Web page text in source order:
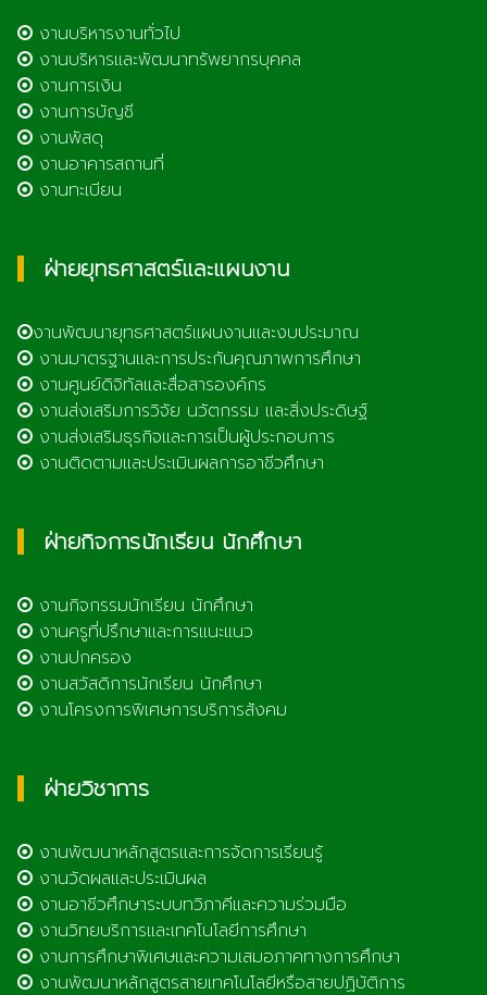
งานบริหารงานทั่วไป
งานบริหารและพัฒนาทรัพยากรบุคคล
งานการเงิน
งานการบัญชี
งานพัสดุ
งานอาคารสถานที่
งานทะเบียน
ฝ่ายยุทธศาสตร์และแผนงาน
งานพัฒนายุทธศาสตร์แผนงานและงบประมาณ
งานมาตรฐานและการประกันคุณภาพการศึกษา
งานศูนย์ดิจิทัลและสื่อสารองค์กร
งานส่งเสริมการวิจัย นวัตกรรม และสิ่งประดิษฐ์
งานส่งเสริมธุรกิจและการเป็นผู้ประกอบการ
งานติดตามและประเมินผลการอาชีวศึกษา
ฝ่ายกิจการนักเรียน นักศึกษา
งานกิจกรรมนักเรียน นักศึกษา
งานครูที่ปรึกษาและการแนะแนว
งานปกครอง
งานสวัสดิการนักเรียน นักศึกษา
งานโครงการพิเศษการบริการสังคม
ฝ่ายวิชาการ
งานพัฒนาหลักสูตรและการจัดการเรียนรู้
งานวัดผลและประเมินผล
งานอาชีวศึกษาระบบทวิภาคีและความร่วมมือ
งานวิทยบริการและเทคโนโลยีการศึกษา
งานการศึกษาพิเศษและความเสมอภาคทางการศึกษา
งานพัฒนาหลักสูตรสายเทคโนโลยีหรือสายปฏิบัติการ